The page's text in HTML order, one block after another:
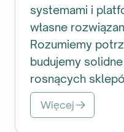
systemami i
własne
Rozumiemy
budujemy
rosnących
Więcej